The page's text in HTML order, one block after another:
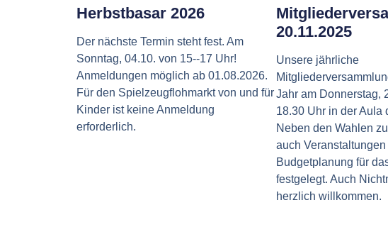
Herbstbasar 2026
Der nächste Termin steht fest. Am
Sonntag, 04.10. von 15--17 Uhr!
Anmeldungen möglich ab 01.08.2026.
Für den Spielzeugflohmarkt von und für
Kinder ist keine Anmeldung
erforderlich.
20.11.2025
Unsere jährliche
Jahr am Donnerstag,
18.30 Uhr in der Aula
Neben den Wahlen
auch
Budgetplanung für
festgelegt. Auch
herzlich willkommen.